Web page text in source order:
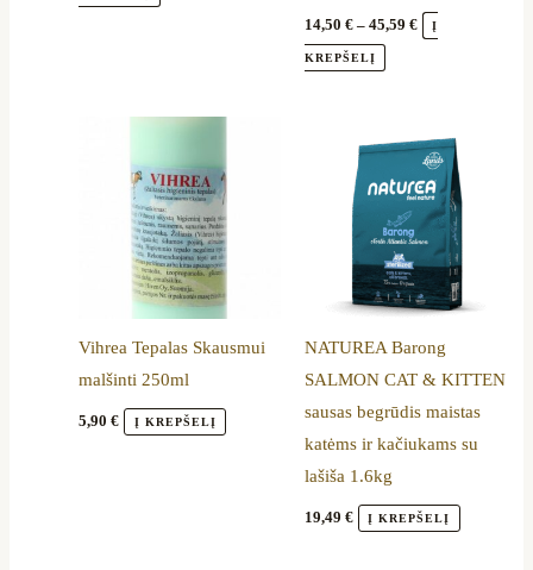
14,50 € – 45,59 € Į
KREPŠELĮ
page
Vihrea Tepalas Skausmui
malšinti 250ml
5,90€ Į KREPŠELĮ
NATUREA Barong
SALMON CAT & KITTEN
sausas begrūdis maistas
katėms ir kačiukams su
lašiša 1.6kg
19,49 € Į KREPŠELĮ